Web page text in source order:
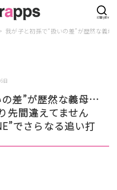
我が子と初孫で“扱いの差”が歴然な義
日
差”が歴然な義母…
間違えてません
でさらなる追い打